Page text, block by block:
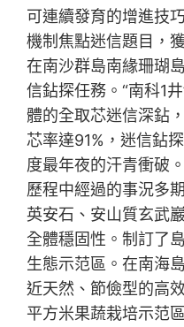
可連續發育的增進技
機制焦點迷信題目，
在南沙群島南緣珊瑚
信鉆探任務。“南科1
體的全取芯迷信深鉆
芯率達91%，迷信鉆
度最年夜的汗青衝破
歷程中經過的事況多
英安石、安山質玄武
全體穩固性。制訂了
生態示范區。在南海
近天然、節儉型的高
平方米果蔬栽培示范